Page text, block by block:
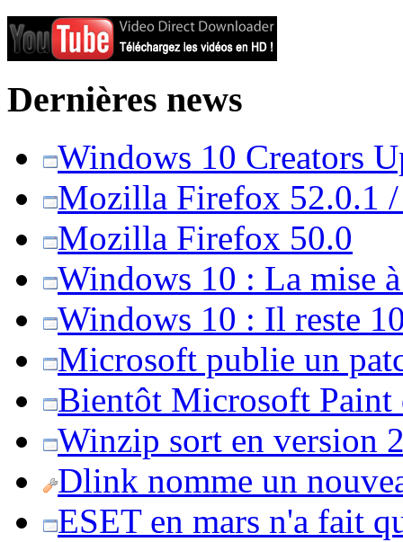
Dernières news
Windows 10 Creators
Mozilla Firefox 52.0.1
Mozilla Firefox 50.0
Windows 10 : La mise
Windows 10 : Il reste
Microsoft publie un
Bientôt Microsoft Paint
Winzip sort en version
Dlink nomme un
ESET en mars n'a fait